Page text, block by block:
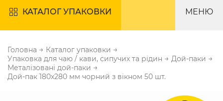
КАТАЛОГ УПАКОВКИ МЕНЮ
Головна → Каталог упаковки →
Упаковка для чаю / кави, сипучих та рідин → Дой-паки →
Металізовані дой-паки →
Дой-пак 180х280 мм чорний з вікном 50 шт.